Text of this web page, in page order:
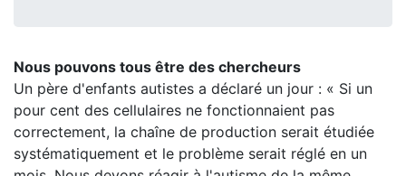
Nous pouvons tous être des chercheurs
Un père d'enfants autistes a déclaré un jour : « Si un
pour cent des cellulaires ne fonctionnaient pas
correctement, la chaîne de production serait étudiée
systématiquement et le problème serait réglé en un